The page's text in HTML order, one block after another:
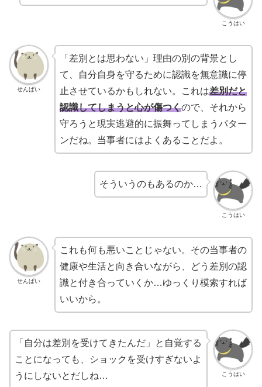
こうはい
せんぱい
「差別とは思わない」理由の別の背景とし
て、自分自身を守るために認識を無意識に停
止させているかもしれない。これは差別だと
認識してしまうと心が傷つくので、それから
守ろうと現実逃避的に振舞ってしまうパター
ンだね。当事者にはよくあることだよ。
こうはい
そういうのもあるのか…
せんぱい
これも何も悪いことじゃない。その当事者の
健康や生活と向き合いながら、どう差別の認
識と付き合っていくか…ゆっくり模索すれば
いいから。
こうはい
「自分は差別を受けてきたんだ」と自覚する
ことになっても、ショックを受けすぎないよ
うにしないとだしね…